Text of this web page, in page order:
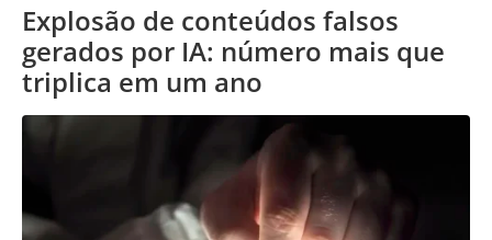
Explosão de conteúdos falsos
gerados por IA: número mais que
triplica em um ano